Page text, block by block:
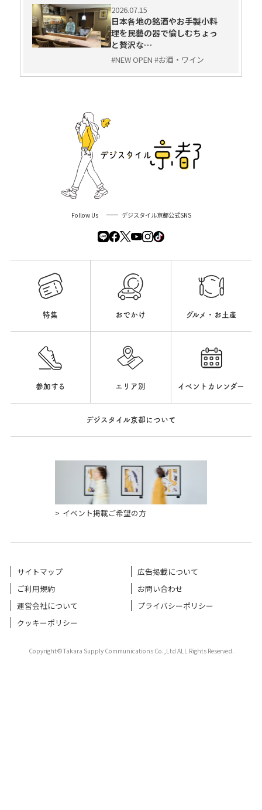
2026.07.15
日本各地の銘酒やお手製小料
理を民藝の器で愉しむちょっ
と贅沢な…
#NEW OPEN #お酒・ワイン
Follow Us デジスタイル京都公式SNS
特集 おでかけ グルメ・お土産
参加する エリア別 イベントカレンダー
デジスタイル京都について
イベント掲載ご希望の方
サイトマップ
広告掲載について
ご利用規約
お問い合わせ
運営会社について
プライバシーポリシー
クッキーポリシー
Copyright©Takara Supply Communications Co.,Ltd ALL Rights Reserved.